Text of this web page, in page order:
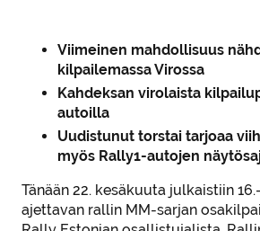
Viimeinen mahdollisuus
kilpailemassa Virossa
Kahdeksan virolaista
autoilla
Uudistunut torstai tarjoaa
myös Rally1-autojen
Tänään 22. kesäkuuta julkaistiin
ajettavan rallin MM-sarjan